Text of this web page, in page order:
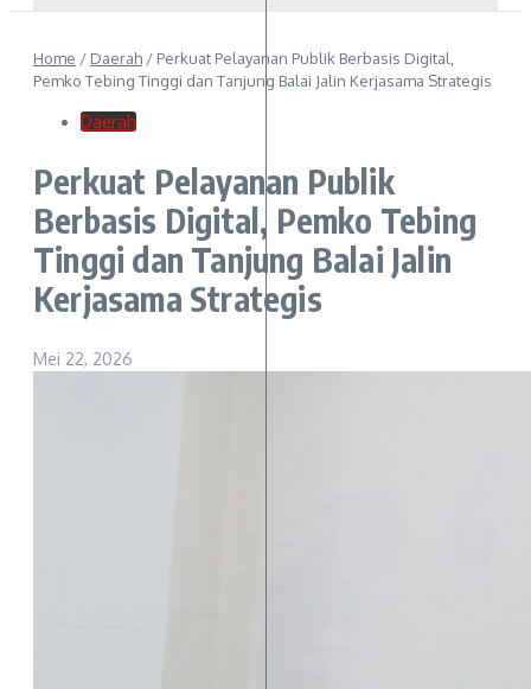
Home / Daerah / Perkuat Pelayanan Publik Berbasis Digital,
Pemko Tebing Tinggi dan Tanjung Balai Jalin Kerjasama Strategis
Daerah
Perkuat Pelayanan Publik
Berbasis Digital, Pemko Tebing
Tinggi dan Tanjung Balai Jalin
Kerjasama Strategis
Mei 22, 2026